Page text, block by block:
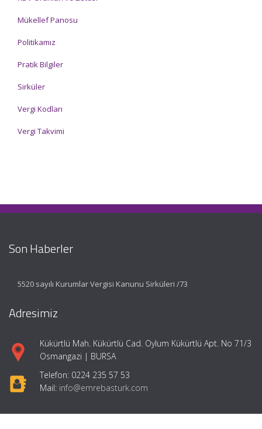
Mükellef Panosu
Politikamız
Pratik Bilgiler
Sirküler
Vergi Kodları
Vergi Takvimi
Son Haberler
5520 sayılı Kurumlar Vergisi Kanunu Sirküleri /73
Adresimiz
Kükürtlü Mah. Kükürtlü Cad. Oylum Kükürtlü Apt. No 71/3
Osmangazi | BURSA
Telefon: 0224 235 57 53
Mail: info@emrebasturk.com
Hızlı Menü